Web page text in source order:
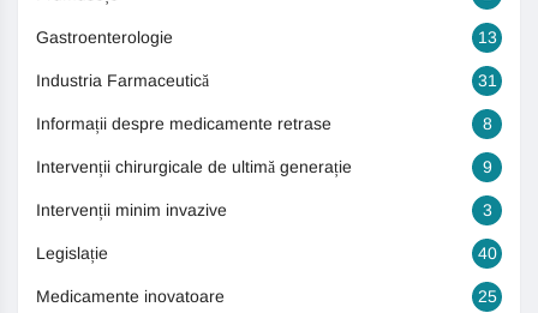
Gastroenterologie 13
Industria Farmaceutică 31
Informații despre medicamente retrase 8
Intervenții chirurgicale de ultimă generație 9
Intervenții minim invazive 3
Legislație 40
Medicamente inovatoare 25